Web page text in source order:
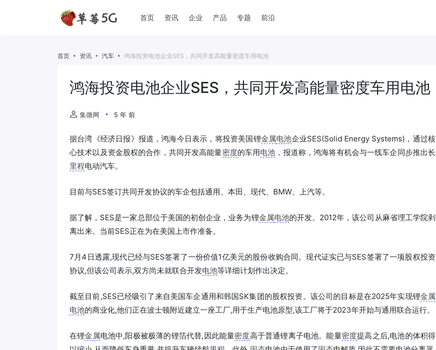
首页 资讯 企业 产品 专题 前沿
首页 资讯 汽车 鸿海投资电池企业SES，共同开发高能量密度车用电池
鸿海投资电池企业SES，共同开发高能量密度车用电池
集微网 5 年 前
据台湾《经济日报》报道，鸿海今日表示，将投资美国锂金属电池企业SES(Solid Energy Systems)，通过核
心技术以及资金股权的合作，共同开发高能量密度的车用电池 ，报道称，鸿海将有机会与一线车企同步推出长
里程电动汽车。
目前与SES签订共同开发协议的车企包括通用、本田、现代、BMW、上汽等。
据了解，SES是一家总部位于美国的初创企业，业务为锂金属电池的开发。2012年，该公司从麻省理工学院剥
离出来。当前SES正在为在美国上市作准备。
7月4日透露,现代已经与SES签署了一份价值1亿美元的股份收购合同。现代证实已与SES签署了一项股权投资
协议,但该公司表示,双方尚未就联合开发电池等详细计划作出决定。
截至目前,SES已经吸引了来自美国车企通用和韩国SK集团的股权投资。该公司的目标是在2025年实现锂金属
电池的商业化,他们正在波士顿附近建立一座工厂,用于生产电池原型,该工厂将于2023年开始与通用联合运行。
在锂金属电池中,阳极被极薄的锂箔代替,因此能量密度高于普通锂离子电池。能量密度提高之后,电池的体积得